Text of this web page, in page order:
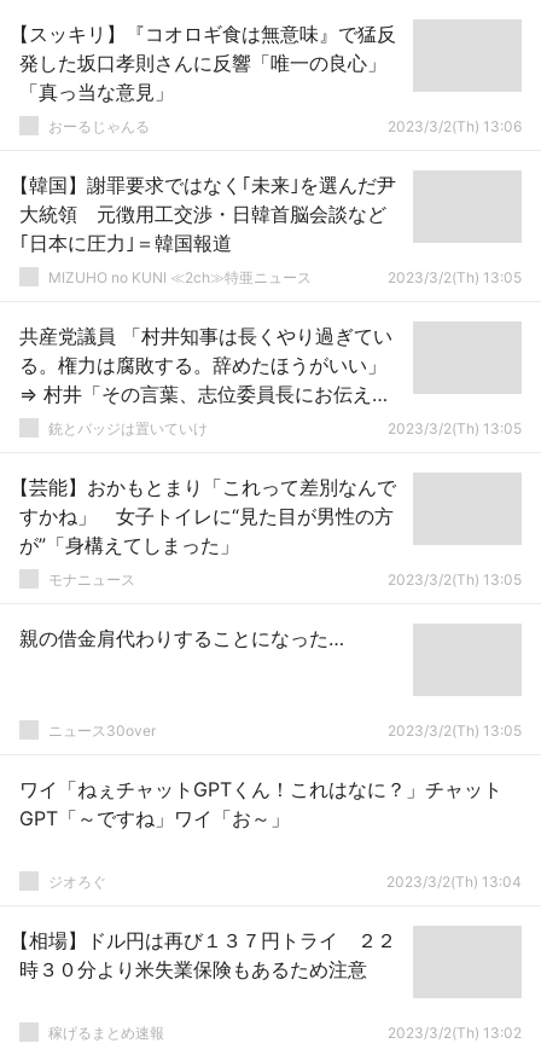
【スッキリ】『コオロギ食は無意味』で猛反
発した坂口孝則さんに反響「唯一の良心」
「真っ当な意見」
おーるじゃんる 2023/3/2(Th) 13:06
【韓国】謝罪要求ではなく｢未来｣を選んだ尹
大統領 元徴用工交渉・日韓首脳会談など
｢日本に圧力｣＝韓国報道
MIZUHO no KUNI ≪2ch≫特亜ニュース 2023/3/2(Th) 13:05
共産党議員 「村井知事は長くやり過ぎてい
る。権力は腐敗する。辞めたほうがいい」
⇒ 村井「その言葉、志位委員長にお伝えし
たい」 会議場に抗議と笑い声
銃とバッジは置いていけ 2023/3/2(Th) 13:05
【芸能】おかもとまり「これって差別なんで
すかね」 女子トイレに“見た目が男性の方
が”「身構えてしまった」
モナニュース 2023/3/2(Th) 13:05
親の借金肩代わりすることになった…
ニュース30over 2023/3/2(Th) 13:05
ワイ「ねぇチャットGPTくん！これはなに？」チャット
GPT「～ですね」ワイ「お～」
ジオろぐ 2023/3/2(Th) 13:04
【相場】ドル円は再び１３７円トライ ２２
時３０分より米失業保険もあるため注意
稼げるまとめ速報 2023/3/2(Th) 13:02